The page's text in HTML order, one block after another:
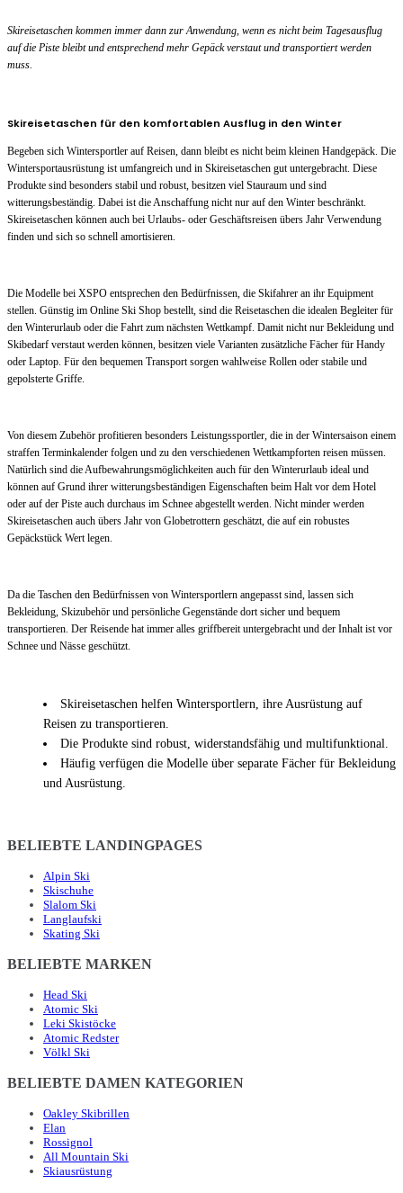
Skireisetaschen kommen immer dann zur Anwendung, wenn es nicht beim Tagesausflug
auf die Piste bleibt und entsprechend mehr Gepäck verstaut und transportiert werden
muss.
Skireisetaschen für den komfortablen Ausflug in den Winter
Begeben sich Wintersportler auf Reisen, dann bleibt es nicht beim kleinen Handgepäck. Die
Wintersportausrüstung ist umfangreich und in Skireisetaschen gut untergebracht. Diese
Produkte sind besonders stabil und robust, besitzen viel Stauraum und sind
witterungsbeständig. Dabei ist die Anschaffung nicht nur auf den Winter beschränkt.
Skireisetaschen können auch bei Urlaubs- oder Geschäftsreisen übers Jahr Verwendung
finden und sich so schnell amortisieren.
Die Modelle bei XSPO entsprechen den Bedürfnissen, die Skifahrer an ihr Equipment
stellen. Günstig im Online Ski Shop bestellt, sind die Reisetaschen die idealen Begleiter für
den Winterurlaub oder die Fahrt zum nächsten Wettkampf. Damit nicht nur Bekleidung und
Skibedarf verstaut werden können, besitzen viele Varianten zusätzliche Fächer für Handy
oder Laptop. Für den bequemen Transport sorgen wahlweise Rollen oder stabile und
gepolsterte Griffe.
Von diesem Zubehör profitieren besonders Leistungssportler, die in der Wintersaison einem
straffen Terminkalender folgen und zu den verschiedenen Wettkampforten reisen müssen.
Natürlich sind die Aufbewahrungsmöglichkeiten auch für den Winterurlaub ideal und
können auf Grund ihrer witterungsbeständigen Eigenschaften beim Halt vor dem Hotel
oder auf der Piste auch durchaus im Schnee abgestellt werden. Nicht minder werden
Skireisetaschen auch übers Jahr von Globetrottern geschätzt, die auf ein robustes
Gepäckstück Wert legen.
Da die Taschen den Bedürfnissen von Wintersportlern angepasst sind, lassen sich
Bekleidung, Skizubehör und persönliche Gegenstände dort sicher und bequem
transportieren. Der Reisende hat immer alles griffbereit untergebracht und der Inhalt ist vor
Schnee und Nässe geschützt.
Skireisetaschen helfen Wintersportlern, ihre Ausrüstung auf
Reisen zu transportieren.
Die Produkte sind robust, widerstandsfähig und multifunktional.
Häufig verfügen die Modelle über separate Fächer für Bekleidung
und Ausrüstung.
BELIEBTE LANDINGPAGES
Alpin Ski
Skischuhe
Slalom Ski
Langlaufski
Skating Ski
BELIEBTE MARKEN
Head Ski
Atomic Ski
Leki Skistöcke
Atomic Redster
Völkl Ski
BELIEBTE DAMEN KATEGORIEN
Oakley Skibrillen
Elan
Rossignol
All Mountain Ski
Skiausrüstung